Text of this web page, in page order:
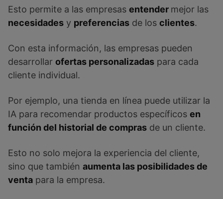
Esto permite a las empresas entender mejor las
necesidades y preferencias de los clientes.
Con esta información, las empresas pueden
desarrollar ofertas personalizadas para cada
cliente individual.
Por ejemplo, una tienda en línea puede utilizar la
IA para recomendar productos específicos en
función del historial de compras de un cliente.
Esto no solo mejora la experiencia del cliente,
sino que también aumenta las posibilidades de
venta para la empresa.